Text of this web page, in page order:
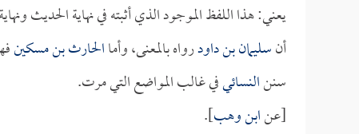
يعني: هذا اللفظ الموجود الذي أثبته في نهاية الحديث
أنسليمان بن داودرواه بالمعنى، وأماالحارث بن مسكين
سننالنسائيفي غالب المواضع التي مرت.
[عنابن وهب].